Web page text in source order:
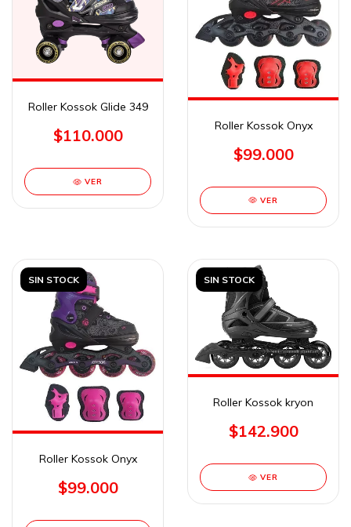
Roller Kossok Glide 349
$110.000
VER
Roller Kossok Onyx
$99.000
VER
SIN STOCK
Roller Kossok Onyx
$99.000
SIN STOCK
Roller Kossok kryon
$142.900
VER